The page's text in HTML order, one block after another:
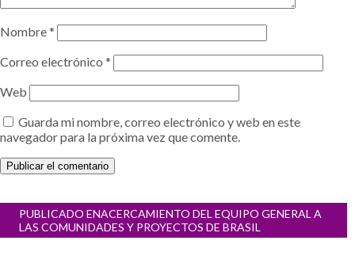
Nombre*
Correo electrónico *
Web
Guarda mi nombre, correo electrónico y web en este
navegador para la próxima vez que comente.
Navegación
entradas
PUBLICADO ENACERCAMIENTO DEL EQUIPO GENERAL A
LAS COMUNIDADES Y PROYECTOS DE BRASIL